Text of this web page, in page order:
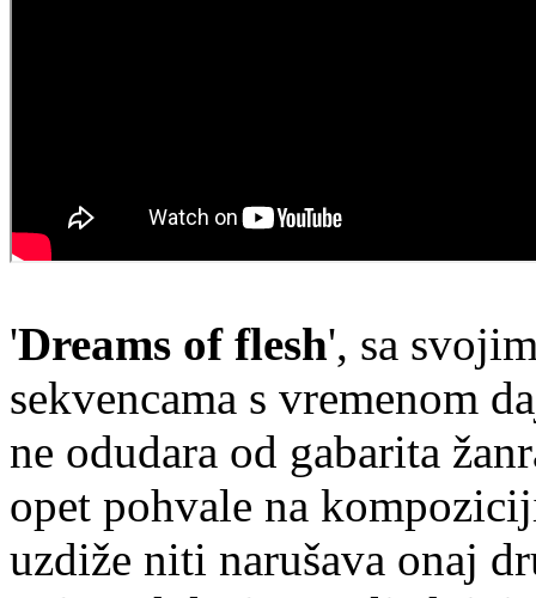
'Dreams of flesh', sa
sekvencama s vremenom
ne odudara od gabarita
opet pohvale na
uzdiže niti narušava onaj